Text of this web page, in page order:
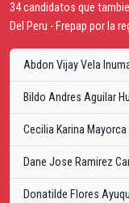
34 candidatos que
Del Peru - Frepap por la
Abdon Vijay Vela
Bildo Andres Aguilar
Cecilia Karina Mayorca
Dane Jose Ramirez
Donatilde Flores